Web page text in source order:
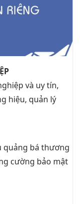
và uy tín,
hiệu, quản lý
quảng bá thương
cường bảo mật